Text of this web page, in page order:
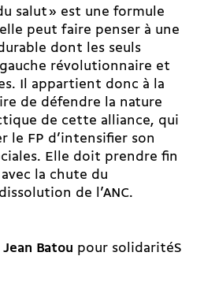
salut » est une formule
peut faire penser à une
dont les seuls
révolutionnaire et
Il appartient donc à la
de défendre la nature
de cette alliance, qui
le FP d’intensifier son
Elle doit prendre fin
la chute du
de l’ANC.
Jean Batou pour solidaritéS